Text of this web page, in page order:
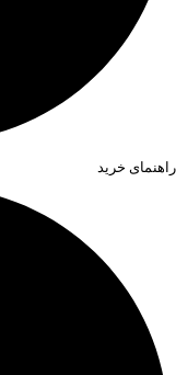
راهنمای خرید